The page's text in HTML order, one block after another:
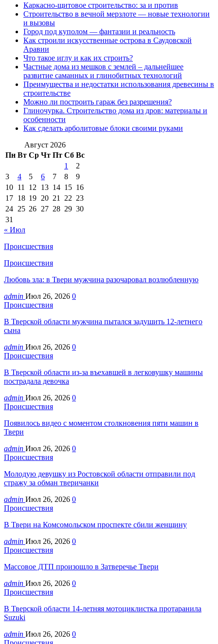
Каркасно-щитовое строительство: за и против
Строительство в вечной мерзлоте — новые технологии
и вызовы
Город под куполом — фантазии и реальность
Как строили искусственные острова в Саудовской
Аравии
Что такое иглу и как их строить?
Частные дома из мешков с землей – дальнейшее
развитие саманных и глинобитных технологий
Преимущества и недостатки использования древесины в
строительстве
Можно ли построить гараж без разрешения?
Глиночурка. Строительство дома из дров: материалы и
особенности
Как сделать арболитовые блоки своими руками
Август 2026
Пн Вт Ср Чт Пт Сб Вс
1
2
3
4 5 6 7 8
9
10 11 12 13 14 15 16
17 18 19 20 21 22 23
24 25 26 27 28 29 30
31
« Июл
Происшествия
Происшествия
Любовь зла: в Твери мужчина разочаровал возлюбленную
admin Июл 26, 2026 0
Происшествия
В Тверской области мужчина пытался задушить 12-летнего
сына
admin Июл 26, 2026 0
Происшествия
В Тверской области из-за въехавшей в легковушку машины
пострадала девочка
admin Июл 26, 2026 0
Происшествия
Появилось видео с моментом столкновения пяти машин в
Твери
admin Июл 26, 2026 0
Происшествия
Молодую девушку из Ростовской области отправили под
стражу за обман тверичанки
admin Июл 26, 2026 0
Происшествия
В Твери на Комсомольском проспекте сбили женщину
admin Июл 26, 2026 0
Происшествия
Массовое ДТП произошло в Затверечье Твери
admin Июл 26, 2026 0
Происшествия
В Тверской области 14-летняя мотоциклистка протаранила
Suzuki
admin Июл 26, 2026 0